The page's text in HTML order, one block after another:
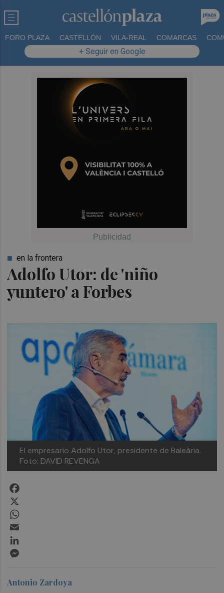
FORO PLAZA CASTELLÓN VILA-REAL COMARCAS
+ Seguir en Google
Adolfo Utor: de 'niño
yuntero' a Forbes
en la frontera
El empresario Adolfo Utor, presidente de Baleària.
Foto: DAVID REVENGA
Antonio Zardoya